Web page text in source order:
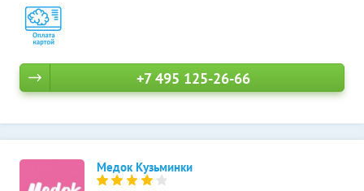
+7 495 125-26-66
Медок Кузьминки